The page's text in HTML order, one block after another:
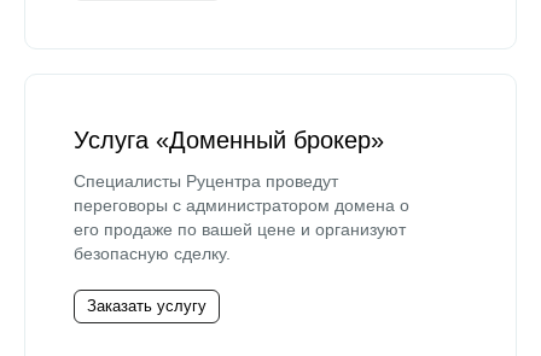
Услуга «Доменный брокер»
Специалисты Руцентра проведут
переговоры с администратором домена о
его продаже по вашей цене и организуют
безопасную сделку.
Заказать услугу